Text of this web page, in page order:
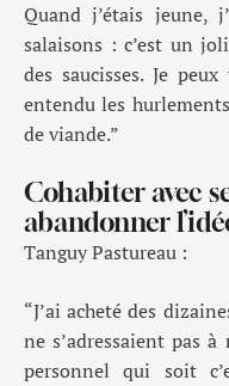
Quand j’étais jeune,
salaisons : c’est un
des saucisses. Je
entendu les
de viande.”
Cohabiter avec
abandonner
Tanguy Pastureau :
“J’ai acheté des
ne s’adressaient pas
personnel qui soit